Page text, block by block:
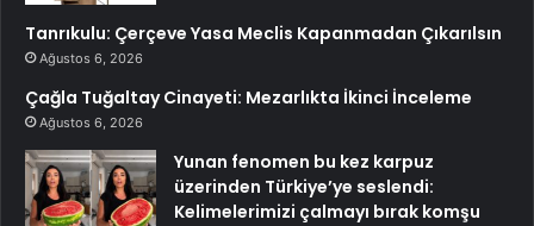
Tanrıkulu: Çerçeve Yasa Meclis Kapanmadan Çıkarılsın
Ağustos 6, 2026
Çağla Tuğaltay Cinayeti: Mezarlıkta İkinci İnceleme
Ağustos 6, 2026
Yunan fenomen bu kez karpuz
üzerinden Türkiye’ye seslendi:
Kelimelerimizi çalmayı bırak komşu